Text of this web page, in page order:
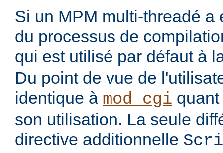
Si un MPM multi-threadé a
du processus de
qui est utilisé par défaut à
Du point de vue de
identique à mod_cgi
son utilisation. La seule
directive additionnelle